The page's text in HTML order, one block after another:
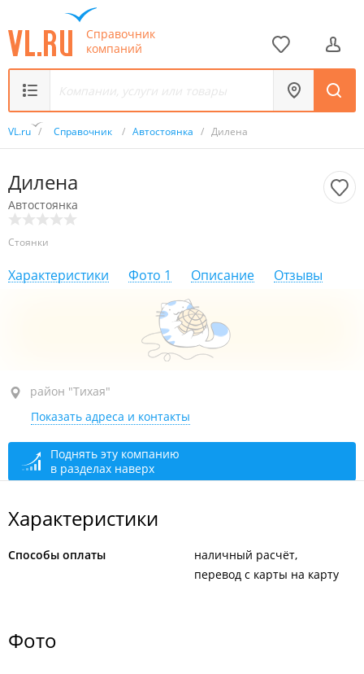
Справочник
компаний
VL.ru / Справочник / Автостоянка / Дилена
Дилена
Автостоянка
Стоянки
Характеристики Фото 1 Описание Отзывы
район "Тихая", ул. Добровольского, 37 стр. 3
круглосуточно
район "Тихая"
Показать адреса и контакты
Поднять эту компанию
в разделах наверх
Характеристики
Способы оплаты
наличный расчёт
перевод с карты на карту
Фото